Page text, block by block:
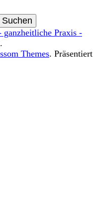
Suchen
ganzheitliche Praxis -
Themes. Präsentiert